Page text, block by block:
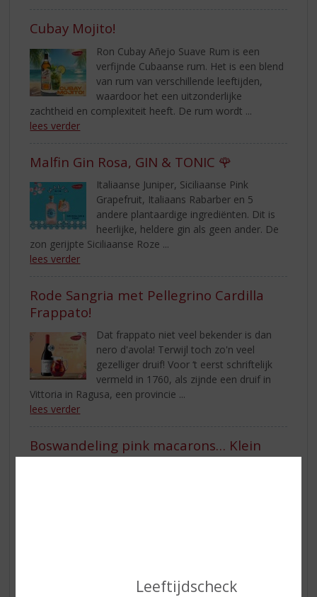
Leeftijdscheck
Cubay Mojito!
Ron Cubay Añejo Suave Rum is een
verfijnde Cubaanse rum. Het is een blend
van rum van verschillende leeftijden,
waardoor het een uitzonderlijke
zachtheid en complexiteit heeft. De rum wordt ...
lees verder
Malfin Gin Rosa, GIN & TONIC 🌹
Italiaanse Juniper, Siciliaanse Pink
Grapefruit, Italiaans Rabarber en 5
andere plantaardige ingrediënten. Dit is
heerlijke, heldere gin als geen ander. De
zon gerijpte Siciliaanse Roze ...
lees verder
Rode Sangria met Pellegrino Cardilla
Frappato!
Dat frappato niet veel bekender is dan
nero d'avola! Terwijl toch zo'n veel
gezelliger druif! Voor ‘t eerst schriftelijk
vermeld in 1760, als zijnde een druif in
Vittoria in Ragusa, een provincie ...
lees verder
Boswandeling pink macarons… Klein
maar fijn!